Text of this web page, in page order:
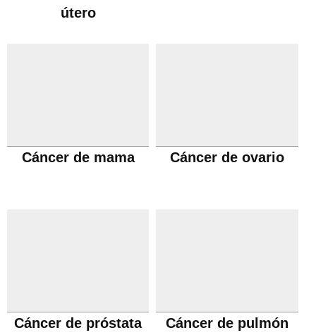
útero
Cáncer de mama Cáncer de ovario
Cáncer de próstata Cáncer de pulmón